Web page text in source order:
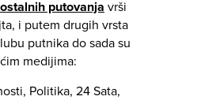
putovanja vrši
i putem drugih vrsta
putnika do sada su
medijima:
Politika, 24 Sata,